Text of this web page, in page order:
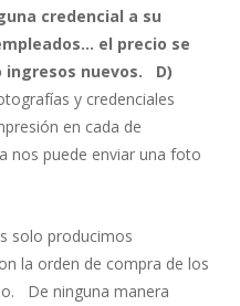
credencial a su
el precio se
ingresos nuevos. D)
y credenciales
en cada de
nos puede enviar una foto
solo producimos
la orden de compra de los
De ninguna manera